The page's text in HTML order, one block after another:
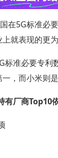
在5G标准必
就表现的更为
标准必要专利
，而小米则是
有厂商Top10